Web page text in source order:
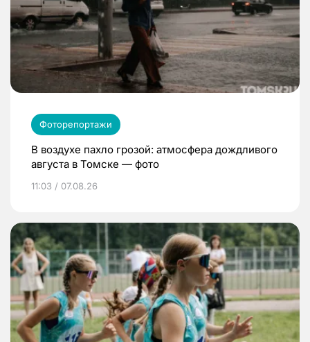
Фоторепортажи
В воздухе пахло грозой: атмосфера дождливого
августа в Томске — фото
11:03 / 07.08.26